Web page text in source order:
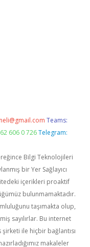
Teams:
606 0 726 Telegram:
Bilgi Teknolojileri
bir Yer Sağlayıcı
içerikleri proaktif
bulunmamaktadır.
taşımakta olup,
sayılırlar. Bu internet
ile hiçbir bağlantısı
makaleler